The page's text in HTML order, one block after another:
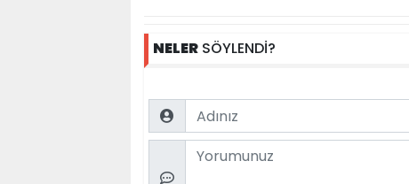
NELER SÖYLENDİ?
Name
Comment